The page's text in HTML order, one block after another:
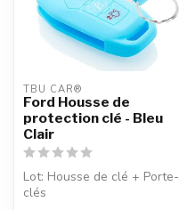
TBU CAR®
Ford Housse de
protection clé - Bleu
Clair
Lot: Housse de clé + Porte-
clés